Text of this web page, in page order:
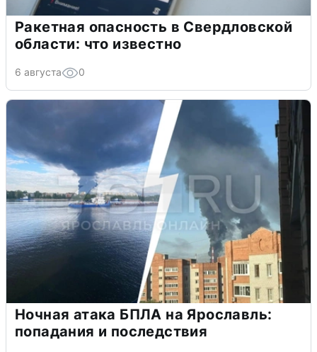
Ракетная опасность в Свердловской
области: что известно
6 августа 0
Ночная атака БПЛА на Ярославль:
попадания и последствия